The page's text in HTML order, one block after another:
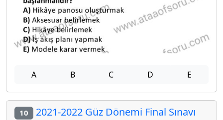
A B C D E
10 2021-2022 Güz Dönemi Final Sınavı